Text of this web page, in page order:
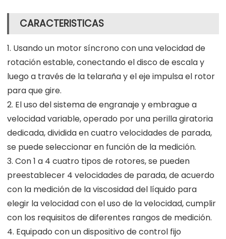
CARACTERISTICAS
1. Usando un motor síncrono con una velocidad de
rotación estable, conectando el disco de escala y
luego a través de la telaraña y el eje impulsa el rotor
para que gire.
2. El uso del sistema de engranaje y embrague a
velocidad variable, operado por una perilla giratoria
dedicada, dividida en cuatro velocidades de parada,
se puede seleccionar en función de la medición.
3. Con 1 a 4 cuatro tipos de rotores, se pueden
preestablecer 4 velocidades de parada, de acuerdo
con la medición de la viscosidad del líquido para
elegir la velocidad con el uso de la velocidad, cumplir
con los requisitos de diferentes rangos de medición.
4. Equipado con un dispositivo de control fijo